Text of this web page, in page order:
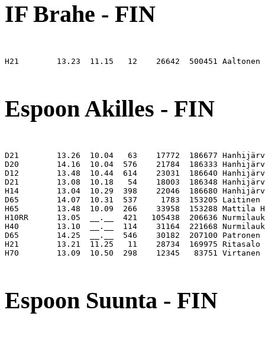
IF Brahe - FIN
H21        13.23  11.15   12    26642  500451
Espoon Akilles - FIN
D21        13.26  10.04   63    17772  186677
D20        14.16  10.04  576    21784  186333
D12        13.48  10.44  614    23031  186640
D21        13.08  10.18   54    18003  186348
H14        13.04  10.29  398    22046  186680
D65        14.07  10.31  537     1783  153205
H65        13.48  10.09  266    33958  153288
H10RR      13.05  __.__  421   105438  206636
H40        13.10  __.__  114    31164  221668
D65        14.25  __.__  546    30182  207100
H21        13.21  11.25   11    28734  169975
H70        13.09  10.50  298    12345   83751
Espoon Suunta - FIN